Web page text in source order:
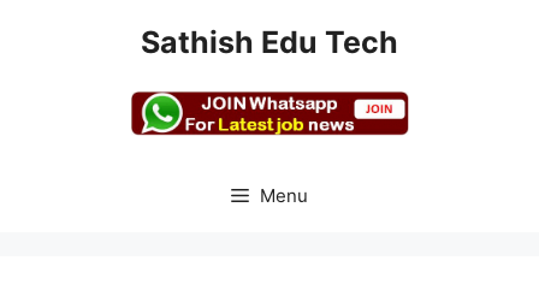
Sathish Edu Tech
Menu